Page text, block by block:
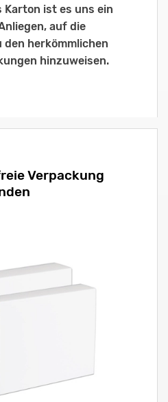
Karton ist es uns ein
auf die
herkömmlichen
hinzuweisen.
Verpackung